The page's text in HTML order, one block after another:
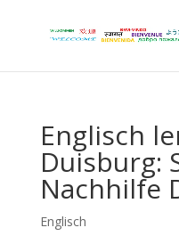
Englisch
Duisburg:
Nachhilfe
Englisch